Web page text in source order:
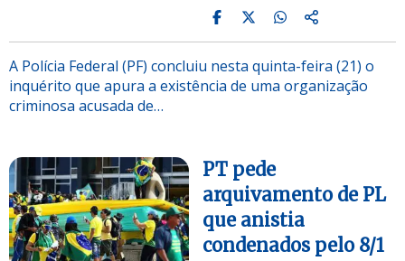
A Polícia Federal (PF) concluiu nesta quinta-feira (21) o
inquérito que apura a existência de uma organização
criminosa acusada de…
PT pede
arquivamento de PL
que anistia
condenados pelo 8/1